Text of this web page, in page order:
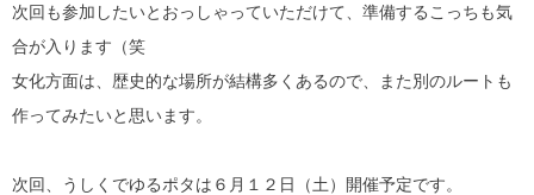
次回も参加したいとおっしゃっていただけて、準備するこっちも気
合が入ります（笑
女化方面は、歴史的な場所が結構多くあるので、また別のルートも
作ってみたいと思います。
次回、うしくでゆるポタは６月１２日（土）開催予定です。